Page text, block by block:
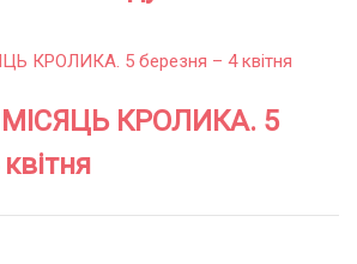
КРОЛИКА. 5